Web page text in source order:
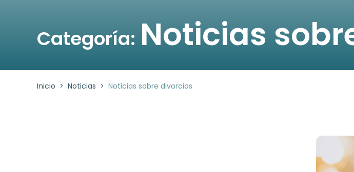
Categoría: Noticias
Inicio > Noticias > Noticias sobre divorcios